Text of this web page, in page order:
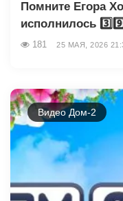
Помните Егора
исполнилось
181 25 МАЯ, 2026
Видео Дом-2